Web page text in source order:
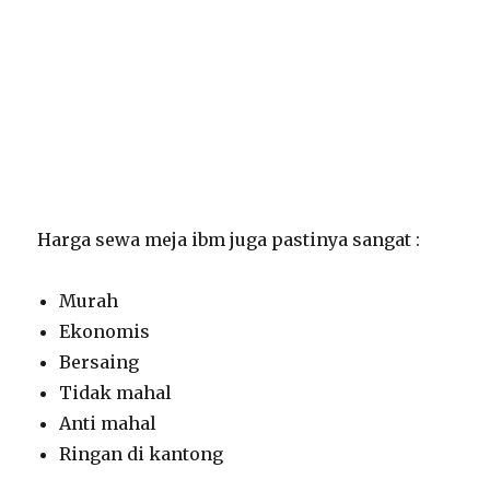
Harga sewa meja ibm juga pastinya sangat :
Murah
Ekonomis
Bersaing
Tidak mahal
Anti mahal
Ringan di kantong